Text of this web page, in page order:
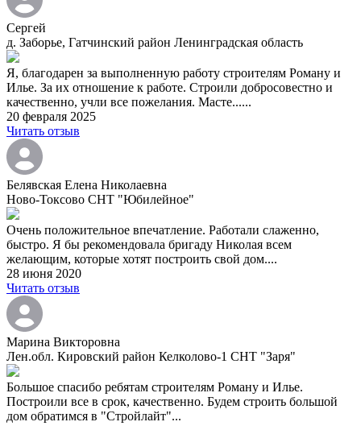
Сергей
д. Заборье, Гатчинский район Ленинградская область
Я, благодарен за выполненную работу строителям Роману и
Илье. За их отношение к работе. Строили добросовестно и
качественно, учли все пожелания. Масте......
20 февраля 2025
Читать отзыв
Белявская Елена Николаевна
Ново-Токсово СНТ "Юбилейное"
Очень положительное впечатление. Работали слаженно,
быстро. Я бы рекомендовала бригаду Николая всем
желающим, которые хотят построить свой дом....
28 июня 2020
Читать отзыв
Марина Викторовна
Лен.обл. Кировский район Келколово-1 СНТ "Заря"
Большое спасибо ребятам строителям Роману и Илье.
Построили все в срок, качественно. Будем строить большой
дом обратимся в "Стройлайт"...